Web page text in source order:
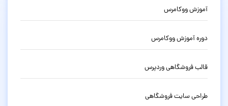
آموزش ووکامرس
دوره آموزش ووکامرس
قالب فروشگاهی وردپرس
طراحی سایت فروشگاهی